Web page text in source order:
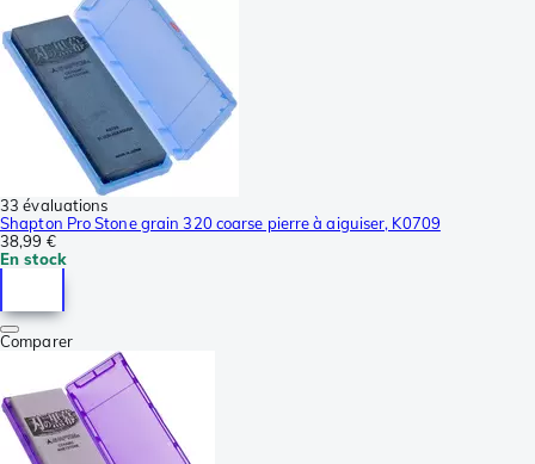
33 évaluations
Shapton Pro Stone grain 320 coarse pierre à aiguiser, K0709
38,99 €
En stock
Comparer